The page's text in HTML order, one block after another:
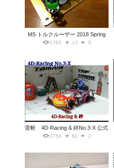
MS トルクルーザー 2018 Spring
1765 13 5
雷斬 4D-Racing & 絆No.3-X 公式
2754 81 2